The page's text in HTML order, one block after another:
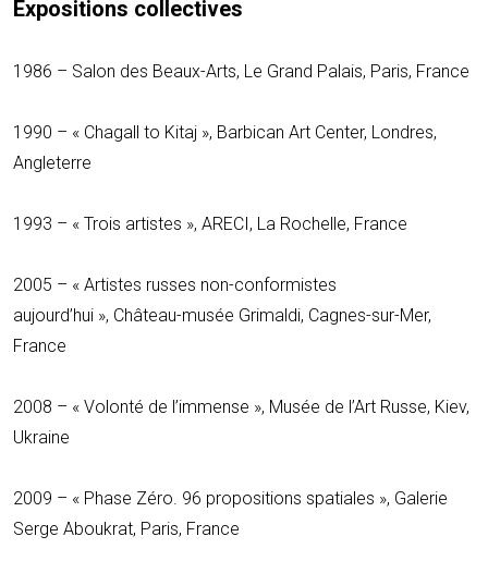
Expositions collectives
1986 – Salon des Beaux-Arts, Le Grand Palais, Paris, France
1990 – « Chagall to Kitaj », Barbican Art Center, Londres,
Angleterre
1993 – « Trois artistes », ARECI, La Rochelle, France
2005 – « Artistes russes non-conformistes
aujourd’hui », Château-musée Grimaldi, Cagnes-sur-Mer,
France
2008 – « Volonté de l’immense », Musée de l’Art Russe, Kiev,
Ukraine
2009 – « Phase Zéro. 96 propositions spatiales », Galerie
Serge Aboukrat, Paris, France